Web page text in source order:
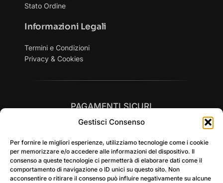
Gestisci Consenso
Per fornire le migliori esperienze, utilizziamo tecnologie come i cookie
per memorizzare e/o accedere alle informazioni del dispositivo. Il
consenso a queste tecnologie ci permetterà di elaborare dati come il
comportamento di navigazione o ID unici su questo sito. Non
acconsentire o ritirare il consenso può influire negativamente su alcune
Stato Ordine
Informazioni Legali
Termini e Condizioni
Privacy & Cookies
PAGAMENTI SICURI
SPEDIZIONI RAPIDE in tutta Italia